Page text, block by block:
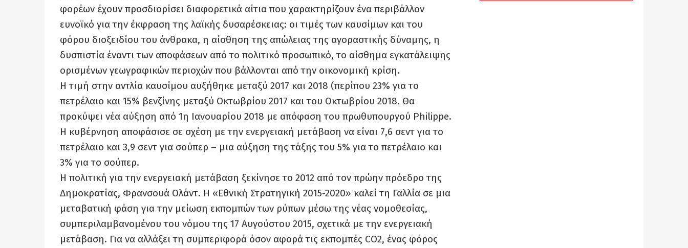
φορέων έχουν προσδιορίσει διαφορετικά αίτια που χαρακτηρίζουν ένα περιβάλλον
ευνοϊκό για την έκφραση της λαϊκής δυσαρέσκειας: οι τιμές των καυσίμων και του
φόρου διοξειδίου του άνθρακα, η αίσθηση της απώλειας της αγοραστικής δύναμης, η
δυσπιστία έναντι των αποφάσεων από το πολιτικό προσωπικό, το αίσθημα εγκατάλειψης
ορισμένων γεωγραφικών περιοχών που βάλλονται από την οικονομική κρίση.
Η τιμή στην αντλία καυσίμου αυξήθηκε μεταξύ 2017 και 2018 (περίπου 23% για το
πετρέλαιο και 15% βενζίνης μεταξύ Οκτωβρίου 2017 και του Οκτωβρίου 2018. Θα
προκύψει νέα αύξηση από 1η Ιανουαρίου 2018 με απόφαση του πρωθυπουργού Philippe.
Η κυβέρνηση αποφάσισε σε σχέση με την ενεργειακή μετάβαση να είναι 7,6 σεντ για το
πετρέλαιο και 3,9 σεντ για σούπερ – μια αύξηση της τάξης του 5% για το πετρέλαιο και
3% για το σούπερ.
Η πολιτική για την ενεργειακή μετάβαση ξεκίνησε το 2012 από τον πρώην πρόεδρο της
Δημοκρατίας, Φρανσουά Ολάντ. Η «Εθνική Στρατηγική 2015-2020» καλεί τη Γαλλία σε μια
μεταβατική φάση για την μείωση εκπομπών των ρύπων μέσω της νέας νομοθεσίας,
συμπεριλαμβανομένου του νόμου της 17 Αυγούστου 2015, σχετικά με την ενεργειακή
μετάβαση. Για να αλλάξει τη συμπεριφορά όσον αφορά τις εκπομπές CO2, ένας φόρος